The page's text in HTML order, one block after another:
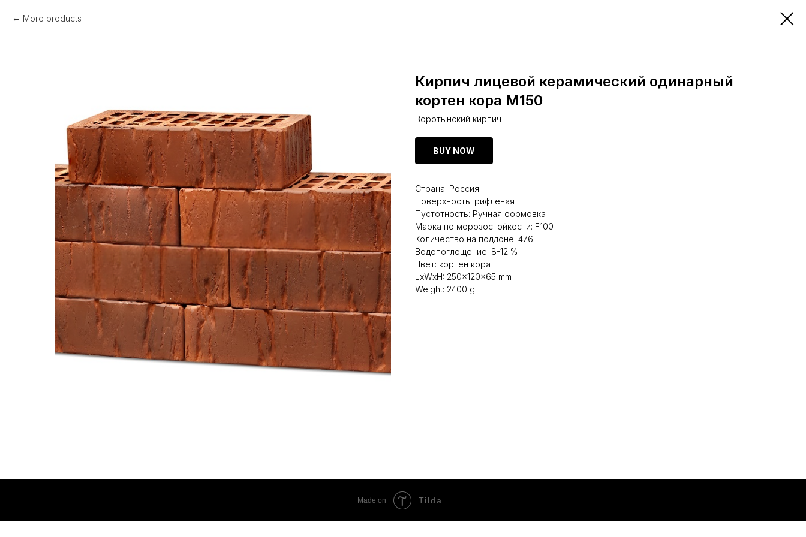
More products
Кирпич лицевой керамический одинарный
кортен кора М150
Воротынский кирпич
BUY NOW
Страна: Россия
Поверхность: рифленая
Пустотность: Ручная формовка
Марка по морозостойкости: F100
Количество на поддоне: 476
Водопоглощение: 8-12 %
Цвет: кортен кора
LxWxH: 250x120x65 mm
Weight: 2400 g
Made on Tilda